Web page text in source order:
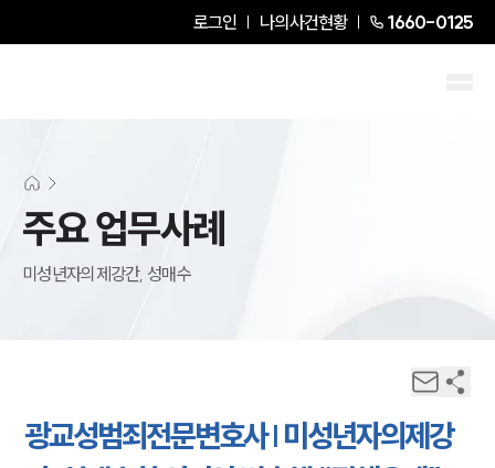
로그인 나의사건현황 1660-0125
주요 업무사례
미성년자의제강간, 성매수
광교성범죄전문변호사 | 미성년자의제강